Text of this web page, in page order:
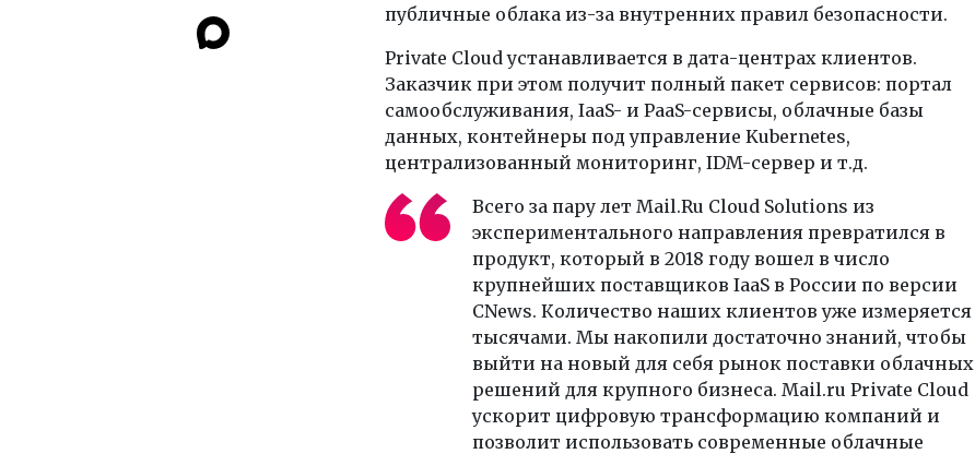
публичные облака из-за внутренних правил безопасности.
Private Cloud устанавливается в дата-центрах клиентов.
Заказчик при этом получит полный пакет сервисов: портал
самообслуживания, IaaS- и PaaS-сервисы, облачные базы
данных, контейнеры под управление Kubernetes,
централизованный мониторинг, IDM-сервер и т.д.
Всего за пару лет Mail.Ru Cloud Solutions из
экспериментального направления превратился в
продукт, который в 2018 году вошел в число
крупнейших поставщиков IaaS в России по версии
CNews. Количество наших клиентов уже измеряется
тысячами. Мы накопили достаточно знаний, чтобы
выйти на новый для себя рынок поставки облачных
решений для крупного бизнеса. Mail.ru Private Cloud
ускорит цифровую трансформацию компаний и
позволит использовать современные облачные